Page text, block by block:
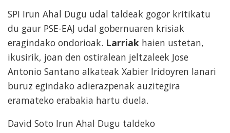
SPI Irun Ahal Dugu udal taldeak gogor kritikatu
du gaur PSE-EAJ udal gobernuaren krisiak
eragindako ondorioak. Larriak haien ustetan,
ikusirik, joan den ostiralean jeltzaleek Jose
Antonio Santano alkateak Xabier Iridoyren lanari
buruz egindako adierazpenak auzitegira
eramateko erabakia hartu duela.
David Soto Irun Ahal Dugu taldeko